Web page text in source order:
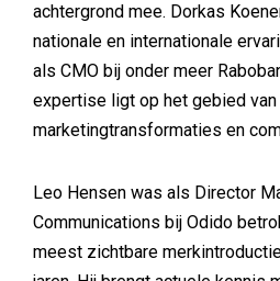
achtergrond mee. Dorkas
nationale en internationale
als CMO bij onder meer
expertise ligt op het gebied
marketingtransformaties en
Leo Hensen was als Director
Communications bij Odido
meest zichtbare